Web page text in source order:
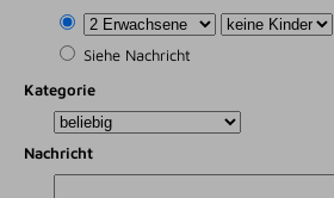
Siehe Nachricht
Kategorie
Nachricht